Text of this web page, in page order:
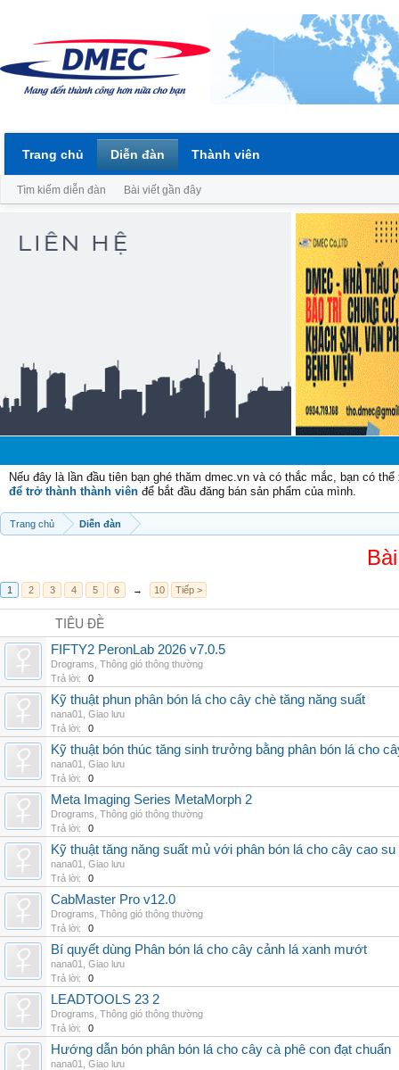
Nếu đây là lần đầu tiên bạn ghé thăm dmec.vn và có thắc mắc, bạn có
để trở thành thành viên để bắt đầu đăng bán sản phẩm của mình.
Trang chủ Diễn đàn
1 2 3 4 5 6 → 10 Tiếp >
TIÊU ĐỀ
FIFTY2 PeronLab 2026 v7.0.5
Drograms Thông gió thông thường
Trả lời:
0
Kỹ thuật phun phân bón lá cho cây chè tăng năng suất
nana01
Giao lưu
Trả lời:
0
Kỹ thuật bón thúc tăng sinh trưởng bằng phân bón lá cho
nana01
Giao lưu
Trả lời:
0
Meta Imaging Series MetaMorph 2
Drograms Thông gió thông thường
Trả lời:
0
Kỹ thuật tăng năng suất mủ với phân bón lá cho cây cao su
nana01
Giao lưu
Trả lời:
0
CabMaster Pro v12.0
Drograms Thông gió thông thường
Trả lời:
0
Bí quyết dùng Phân bón lá cho cây cảnh lá xanh mướt
nana01
Giao lưu
Trả lời:
0
LEADTOOLS 23 2
Drograms Thông gió thông thường
Trả lời:
0
Hướng dẫn bón phân bón lá cho cây cà phê con đạt chuẩn
nana01
Giao lưu
Trang chủ Diễn đàn
Tìm kiếm diễn đàn Bài viết gần đây
Thành viên